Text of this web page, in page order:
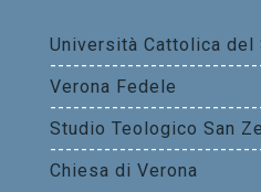
Università Cattolica del
Verona Fedele
Studio Teologico San
Chiesa di Verona